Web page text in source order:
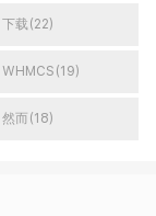
下载(22)
WHMCS(19)
然而(18)